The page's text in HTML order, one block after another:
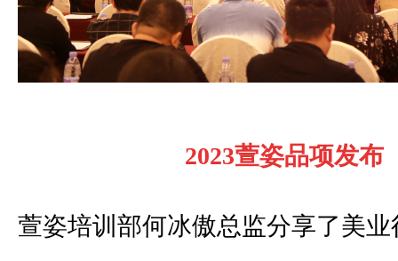
2023萱姿品项发布
萱姿培训部何冰傲总监分享了美